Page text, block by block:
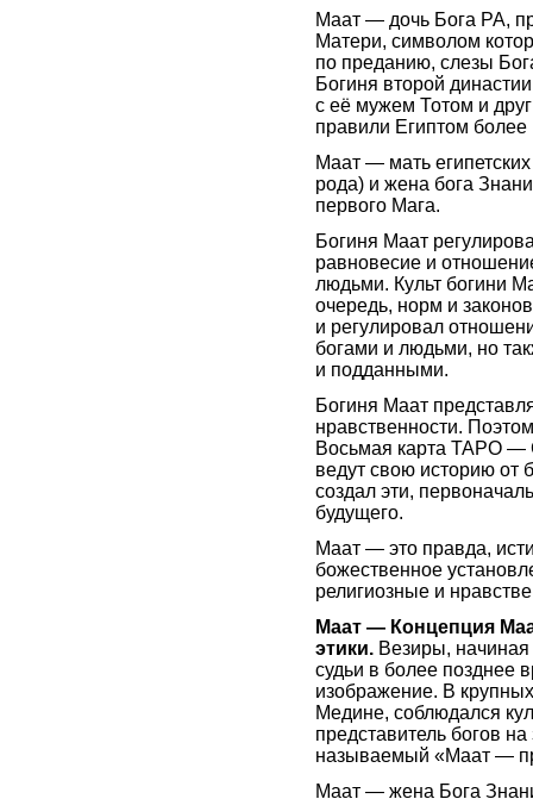
Маат — дочь Бога РА,
Матери, символом
по преданию, слезы
Богиня второй
с её мужем Тотом и
правили Египтом более
Маат — мать
рода) и жена бога
первого Мага.
Богиня Маат
равновесие и
людьми. Культ богини
очередь, норм и
и регулировал
богами и людьми, но
и подданными.
Богиня Маат
нравственности.
Восьмая карта ТАРО —
ведут свою историю от
создал эти,
будущего.
Маат — это правда,
божественное
религиозные и
Маат — Концепция
этики. Везиры,
судьи в более позднее
изображение. В
Медине, соблюдался
представитель богов
называемый «Маат —
Маат — жена Бога